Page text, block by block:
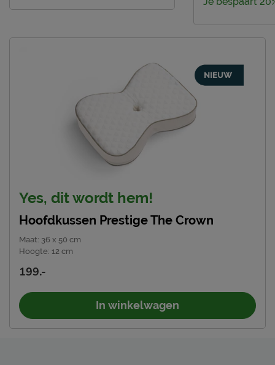
Yes, dit wordt hem!
Hoofdkussen Prestige The Crown
Maat: 36 x 50 cm
Hoogte: 12 cm
199.-
In winkelwagen